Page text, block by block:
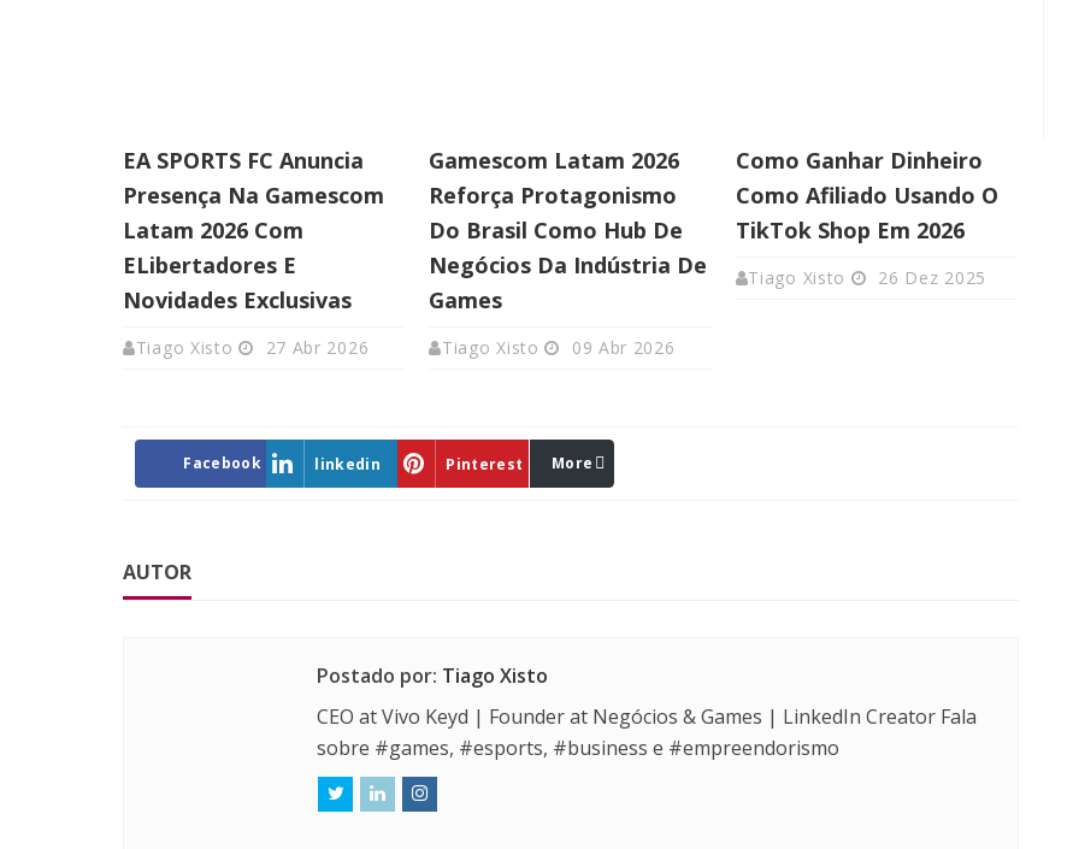
EA SPORTS FC Anuncia
Presença Na Gamescom
Latam 2026 Com
ELibertadores E
Novidades Exclusivas
Tiago Xisto 27 Abr 2026
Gamescom Latam 2026
Reforça Protagonismo
Do Brasil Como Hub De
Negócios Da Indústria De
Games
Tiago Xisto 09 Abr 2026
Como Ganhar Dinheiro
Como Afiliado Usando O
TikTok Shop Em 2026
Tiago Xisto 26 Dez 2025
Facebook linkedin Pinterest More
AUTOR
Postado por: Tiago Xisto
CEO at Vivo Keyd | Founder at Negócios & Games | LinkedIn Creator Fala
sobre #games, #esports, #business e #empreendorismo